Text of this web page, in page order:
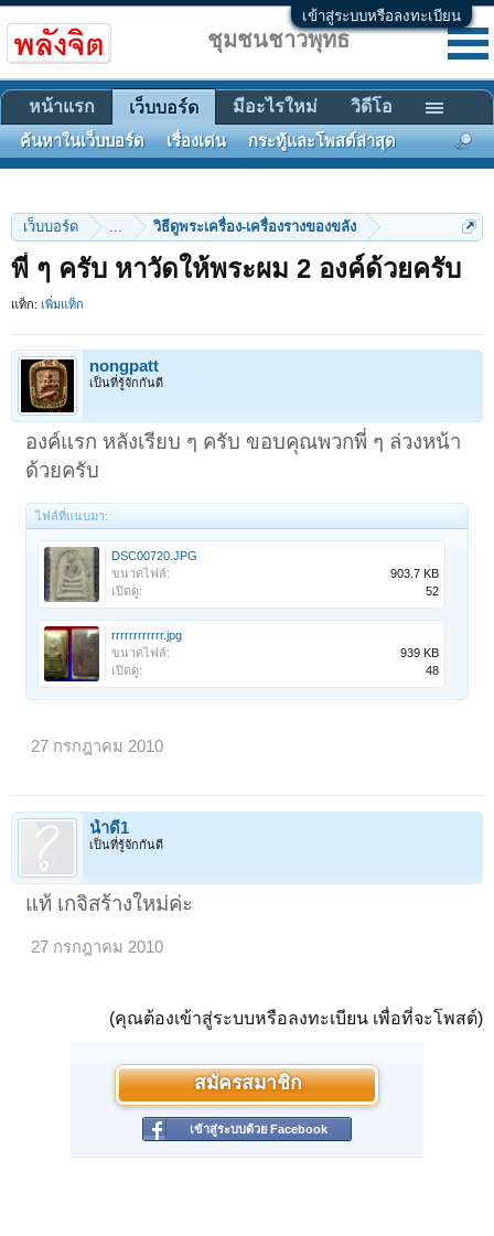
เข้าสู่ระบบหรือลงทะเบียน
เว็บบอร์ด ... วิธีดูพระเครื่อง-เครื่องรางของขลัง
พี่ ๆ ครับ หาวัดให้พระผม 2 องค์ด้วยครับ
แท็ก: เพิ่มแท็ก
nongpatt
เป็นที่รู้จักกันดี
องค์แรก หลังเรียบ ๆ ครับ ขอบคุณพวกพี่ ๆ ล่วงหน้า
ด้วยครับ
ไฟล์ที่แนบมา:
DSC00720.JPG
ขนาดไฟล์:
903.7 KB
เปิดดู:
52
rrrrrrrrrrrr.jpg
ขนาดไฟล์:
939 KB
เปิดดู:
48
27 กรกฎาคม 2010
น้ำดี1
เป็นที่รู้จักกันดี
แท้ เกจิสร้างใหม่ค่ะ
27 กรกฎาคม 2010
(คุณต้องเข้าสู่ระบบหรือลงทะเบียน เพื่อที่จะโพสต์)
สมัครสมาชิก
เข้าสู่ระบบด้วย Facebook
ชุมชนชาวพุทธ
หน้าแรก เว็บบอร์ด
ค้นหาในเว็บบอร์ด เรื่องเด่น กระทู้และโพสต์ล่าสุด
มีอะไรใหม่ วิดีโอ